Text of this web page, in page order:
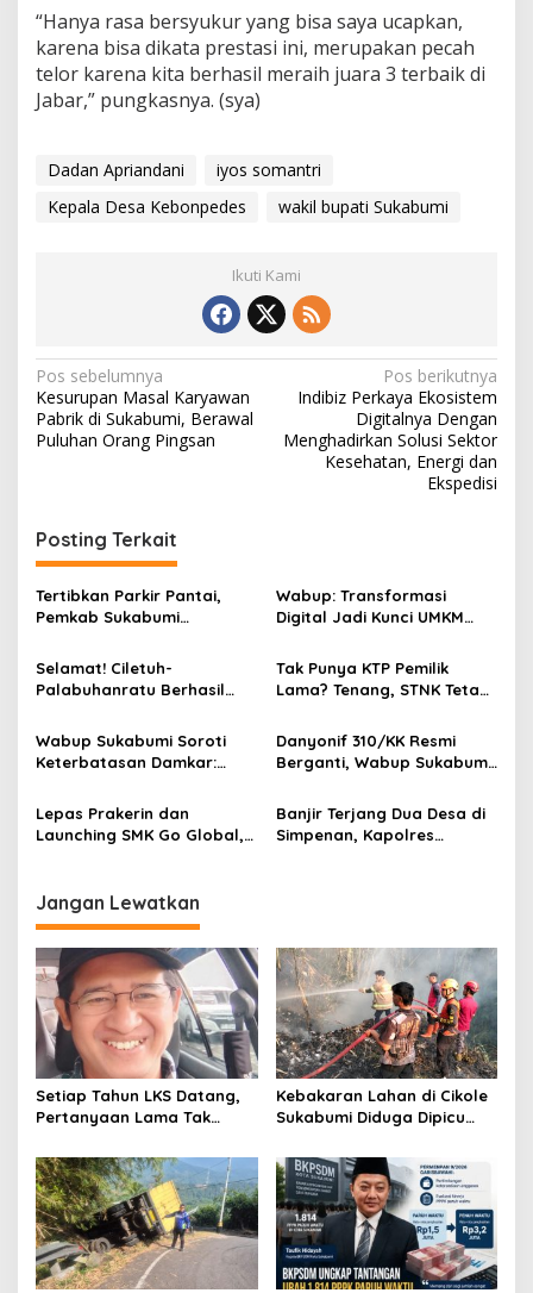
“Hanya rasa bersyukur yang bisa saya ucapkan,
karena bisa dikata prestasi ini, merupakan pecah
telor karena kita berhasil meraih juara 3 terbaik di
Jabar,” pungkasnya. (sya)
Dadan Apriandani
iyos somantri
Kepala Desa Kebonpedes
wakil bupati Sukabumi
Ikuti Kami
N
a
v
a
s
i
o
Pos sebelumnya
Kesurupan Masal Karyawan
Pabrik di Sukabumi, Berawal
Puluhan Orang Pingsan
Pos berikutnya
Indibiz Perkaya Ekosistem
Digitalnya Dengan
Menghadirkan Solusi Sektor
Kesehatan, Energi dan
Ekspedisi
Posting Terkait
Tertibkan Parkir Pantai,
Pemkab Sukabumi
Distinasi Wisata Jadi
Percontohan
Wabup: Transformasi
Digital Jadi Kunci UMKM
Internasional
Selamat! Ciletuh-
Palabuhanratu Berhasil
dari UNESCO Periode 4
Tahun ke Depan
Tak Punya KTP Pemilik
Lama? Tenang, STNK Tetap
Sukabumi Turun Tangan Cek
Layanan Samsat Cibadak
Wabup Sukabumi Soroti
Keterbatasan Damkar:
Keselamatan Petugas Jadi
Prioritas
Danyonif 310/KK Resmi
Berganti, Wabup Sukabumi
Keamanan Wilayah
Lepas Prakerin dan
Launching SMK Go Global,
Sukabumi
Banjir Terjang Dua Desa di
Simpenan, Kapolres
Jangan Lewatkan
Setiap Tahun LKS Datang,
Pertanyaan Lama Tak
atau Bisnis?
Kebakaran Lahan di Cikole
Sukabumi Diduga Dipicu
Nyaris Merambat ke
Permukiman